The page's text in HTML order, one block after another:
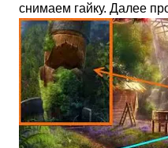
снимаем гайку. Далее